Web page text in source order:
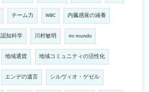
チーム力 WBC 内臓感覚の涵養
認知科学 川村敏明 mi mundo
地域通貨 地域コミュニティの活性化
エンデの遺言 シルヴィオ・ゲゼル